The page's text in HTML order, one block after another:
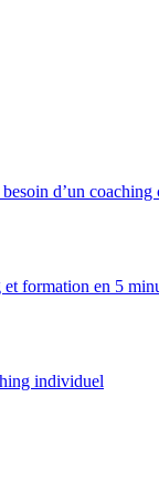
d’un
formation en 5
individuel